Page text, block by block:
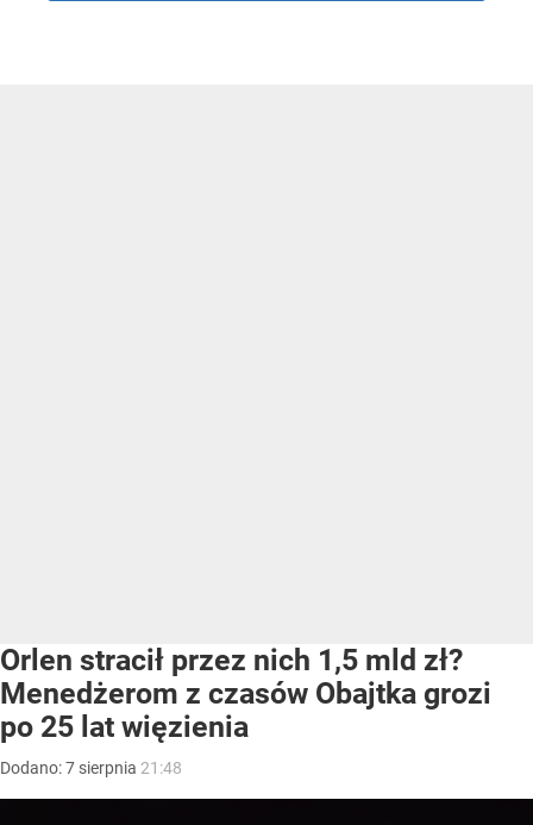
Orlen stracił przez nich 1,5 mld zł?
Menedżerom z czasów Obajtka grozi
po 25 lat więzienia
Dodano:7 sierpnia 21:48